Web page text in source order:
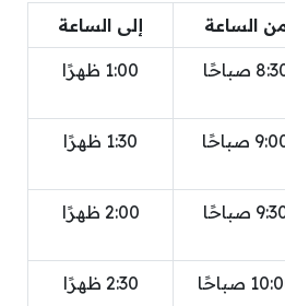
الساعة إلى الساعة
صباحًا 1:00 ظهرًا
صباحًا 1:30 ظهرًا
صباحًا 2:00 ظهرًا
صباحًا 2:30 ظهرًا